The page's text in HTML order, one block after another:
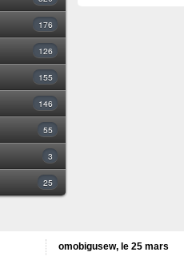
176
126
155
146
55
3
25
omobigusew, le 25 mars